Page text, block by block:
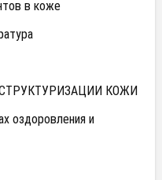
в коже
КОЖИ
оздоровления и